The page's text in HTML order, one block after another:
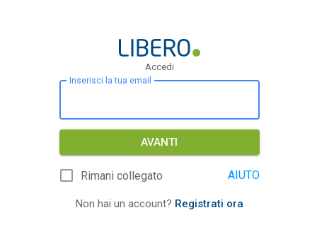
Accedi
Inserisci la tua email
AVANTI
Rimani collegato AIUTO
Non hai un account? Registrati ora